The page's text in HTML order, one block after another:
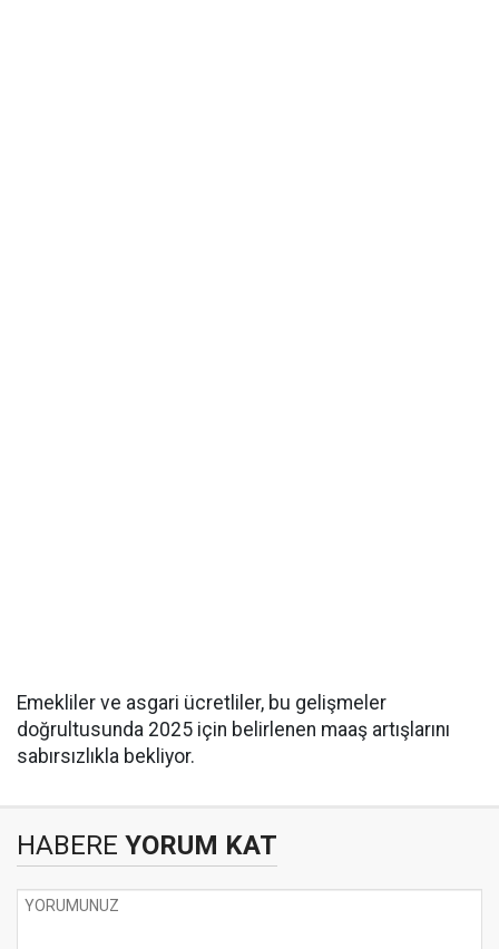
Emekliler ve asgari ücretliler, bu gelişmeler
doğrultusunda 2025 için belirlenen maaş artışlarını
sabırsızlıkla bekliyor.
HABERE YORUM KAT